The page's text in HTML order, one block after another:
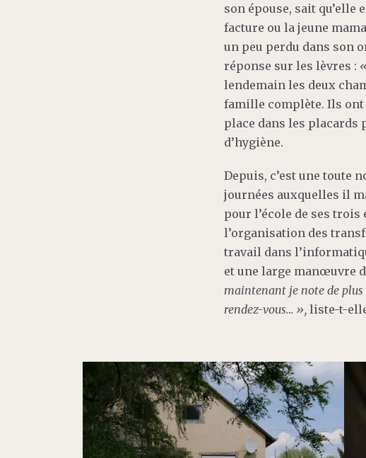
son épouse, sait qu’elle
facture ou la jeune
un peu perdu dans son
réponse sur les lèvres :
lendemain les deux
famille complète. Ils ont
place dans les placards
d’hygiène.
Depuis, c’est une toute
journées auxquelles il
pour l’école de ses trois
l’organisation des
travail dans
et une large manœuvre
maintenant je note de plus
rendez-vous… », liste-t-